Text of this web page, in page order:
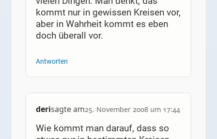
kommt nur in gewissen Kreisen vor,
aber in Wahrheit kommt es eben
doch überall vor.
Antworten
derisagte am25. November 2008 um 17:44
Wie kommt man darauf, dass so